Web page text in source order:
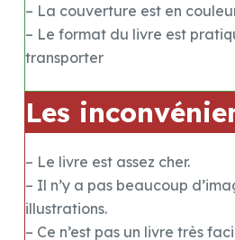
– La couverture est en
– Le format du livre est
transporter
Les
– Le livre est assez cher.
– Il n’y a pas beaucoup
illustrations.
– Ce n’est pas un livre très